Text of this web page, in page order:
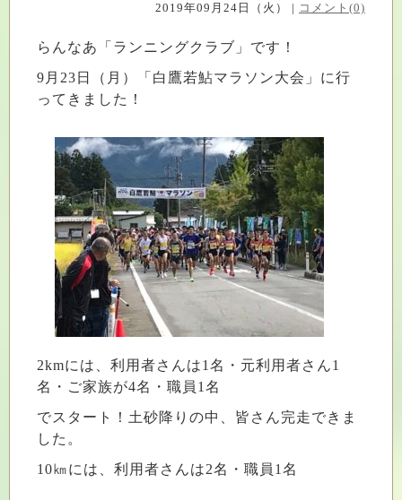
2019年09月24日（火） | コメント(0)
らんなあ「ランニングクラブ」です！
9月23日（月）「白鷹若鮎マラソン大会」に行
ってきました！
2kmには、利用者さんは1名・元利用者さん1
名・ご家族が4名・職員1名
でスタート！土砂降りの中、皆さん完走できま
した。
10㎞には、利用者さんは2名・職員1名